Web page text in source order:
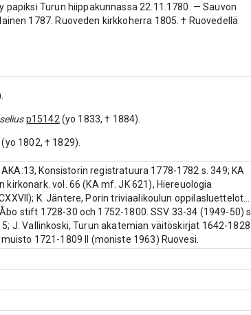
Turun hiippakunnassa 22.11.1780. — Sauvon
1787. Ruoveden kirkkoherra 1805. † Ruovedellä
p15142 (yo 1833, † 1884).
(yo 1802, † 1829).
Konsistorin registratuura 1778-1782 s. 349; KA
vol. 66 (KA mf. JK 621), Hiereuologia
K. Jäntere, Porin triviaalikoulun oppilasluettelot...
stift 1728-30 och 1752-1800. SSV 33-34 (1949-50) s.
J. Vallinkoski, Turun akatemian väitöskirjat 1642-1828.
1721-1809 II (moniste 1963) Ruovesi.